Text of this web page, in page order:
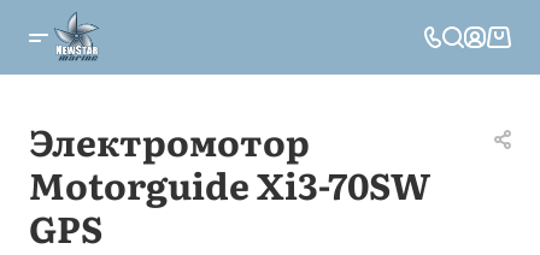
Электромотор
Motorguide Xi3-70SW
GPS